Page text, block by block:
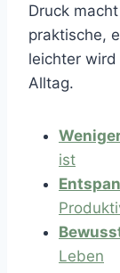
Druck
praktische,
leichter
Alltag.
ist
Leben